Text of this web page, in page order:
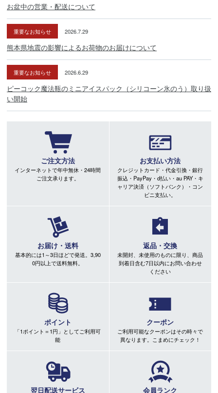
お盆中の営業・配送について
重要なお知らせ 2026.7.29
熊本県地震の影響によるお荷物のお届けについて
重要なお知らせ 2026.6.29
ピーコック魔法瓶のミニアイスパック（シリコーン氷のう）取り扱
い開始
ご注文方法
インターネットで年中無休・24時間
ご注文承ります。
お支払い方法
クレジットカード・代金引換・銀行
振込・PayPay・d払い・au PAY・キ
ャリア決済（ソフトバンク）・コン
ビニ支払い。
お届け・送料
基本的には1～3日ほどで発送。3,90
0円以上で送料無料。
返品・交換
未開封、未使用のものに限り、商品
到着日含む7日以内にお問い合わせ
ください
ポイント
「1ポイント＝1円」としてご利用可
能
クーポン
ご利用可能なクーポンはその時々で
異なります。こまめにチェック！
翌日配送サービス 会員ランク